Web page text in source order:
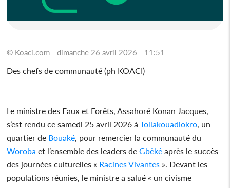
© Koaci.com - dimanche 26 avril 2026 - 11:51
Des chefs de communauté (ph KOACI)
Le ministre des Eaux et Forêts, Assahoré Konan Jacques,
s’est rendu ce samedi 25 avril 2026 à Tollakouadiokro , un
quartier de Bouaké , pour remercier la communauté du
Woroba et l’ensemble des leaders deGbêkê après le succès
des journées culturelles « Racines Vivantes ». Devant les
populations réunies, le ministre a salué « un civisme